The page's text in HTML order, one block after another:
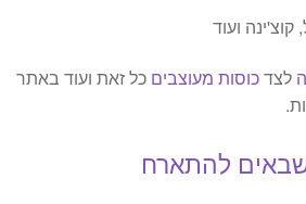
ועוד
לצדכוסות מעוצבים כל זאת ועוד באתר
להתארח